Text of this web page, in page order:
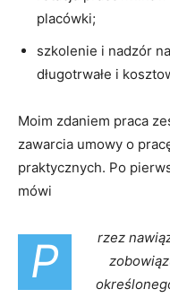
placówki;
szkolenie i nadzór
długotrwałe i
Moim zdaniem praca
zawarcia umowy o
praktycznych. Po
mówi
P
rzez